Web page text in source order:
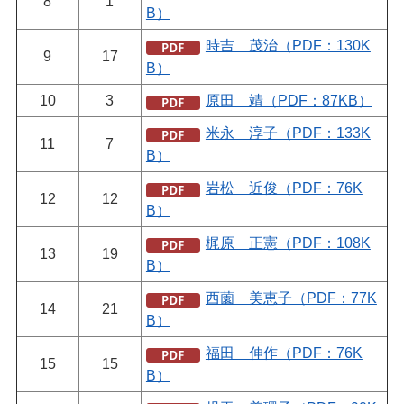
B）
9 17
時吉 茂治（PDF：130K
B）
10 3 原田 靖（PDF：87KB）
11 7
米永 淳子（PDF：133K
B）
12 12
岩松 近俊（PDF：76K
B）
13 19
梶原 正憲（PDF：108K
B）
14 21
西薗 美恵子（PDF：77K
B）
15 15
福田 伸作（PDF：76K
B）